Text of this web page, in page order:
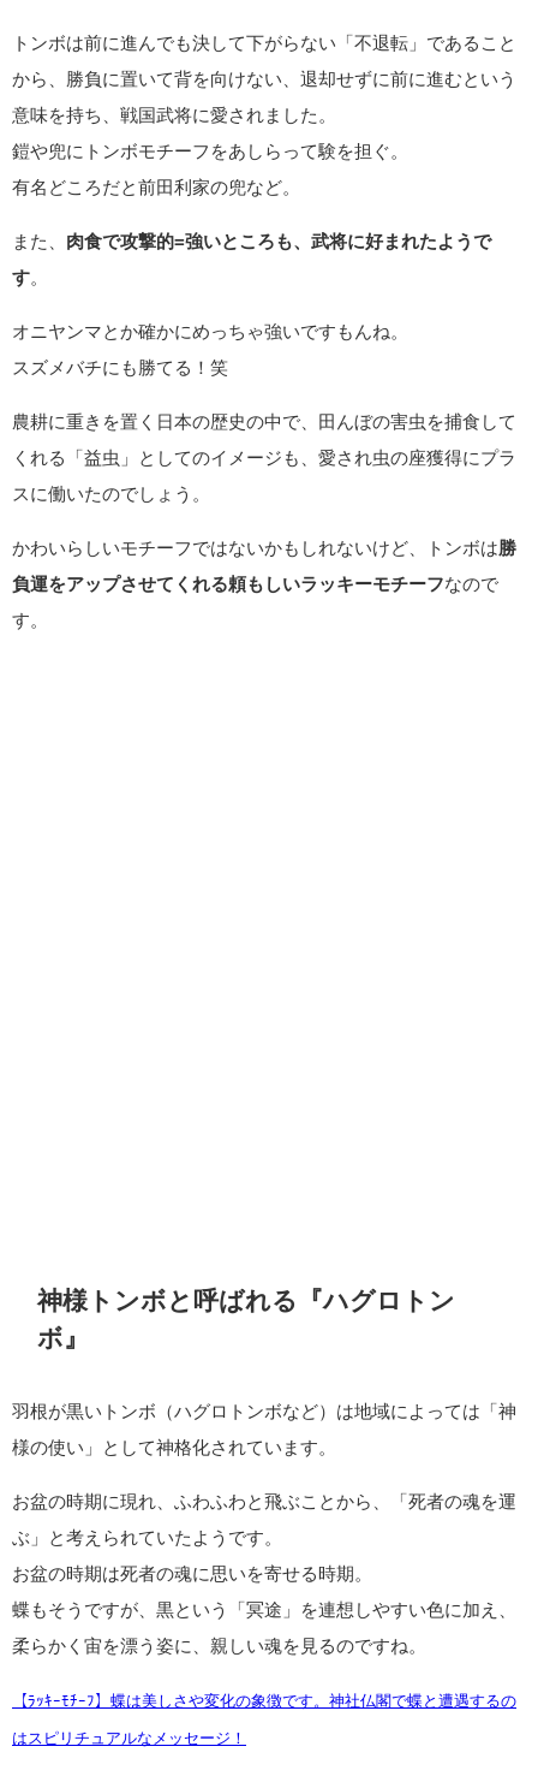
トンボは前に進んでも決して下がらない「不退転」であること
から、勝負に置いて背を向けない、退却せずに前に進むという
意味を持ち、戦国武将に愛されました。
鎧や兜にトンボモチーフをあしらって験を担ぐ。
有名どころだと前田利家の兜など。
また、 肉食で攻撃的=強いところも、武将に好まれたようで
す。
オニヤンマとか確かにめっちゃ強いですもんね。
スズメバチにも勝てる！笑
農耕に重きを置く日本の歴史の中で、田んぼの害虫を捕食して
くれる「益虫」としてのイメージも、愛され虫の座獲得にプラ
スに働いたのでしょう。
かわいらしいモチーフではないかもしれないけど、トンボは勝
負運をアップさせてくれる頼もしいラッキーモチーフなので
す。
神様トンボと呼ばれる『ハグロトン
ボ』
羽根が黒いトンボ（ハグロトンボなど）は地域によっては「神
様の使い」として神格化されています。
お盆の時期に現れ、ふわふわと飛ぶことから、「死者の魂を運
ぶ」と考えられていたようです。
お盆の時期は死者の魂に思いを寄せる時期。
蝶もそうですが、黒という「冥途」を連想しやすい色に加え、
柔らかく宙を漂う姿に、親しい魂を見るのですね。
【ﾗｯｷｰﾓﾁｰﾌ】蝶は美しさや変化の象徴です。神社仏閣で蝶と遭遇するの
はスピリチュアルなメッセージ！